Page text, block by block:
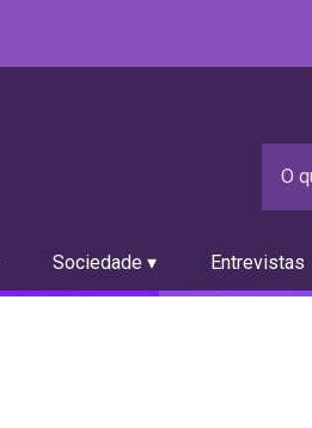
Sociedade ▾ Entrevistas